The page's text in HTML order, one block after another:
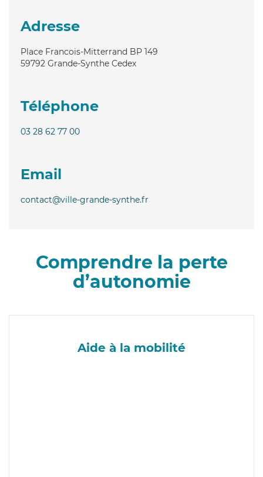
Adresse
Place Francois-Mitterrand BP 149
59792 Grande-Synthe Cedex
Téléphone
03 28 62 77 00
Email
contact@ville-grande-synthe.fr
Comprendre la perte
d’autonomie
Aide à la mobilité